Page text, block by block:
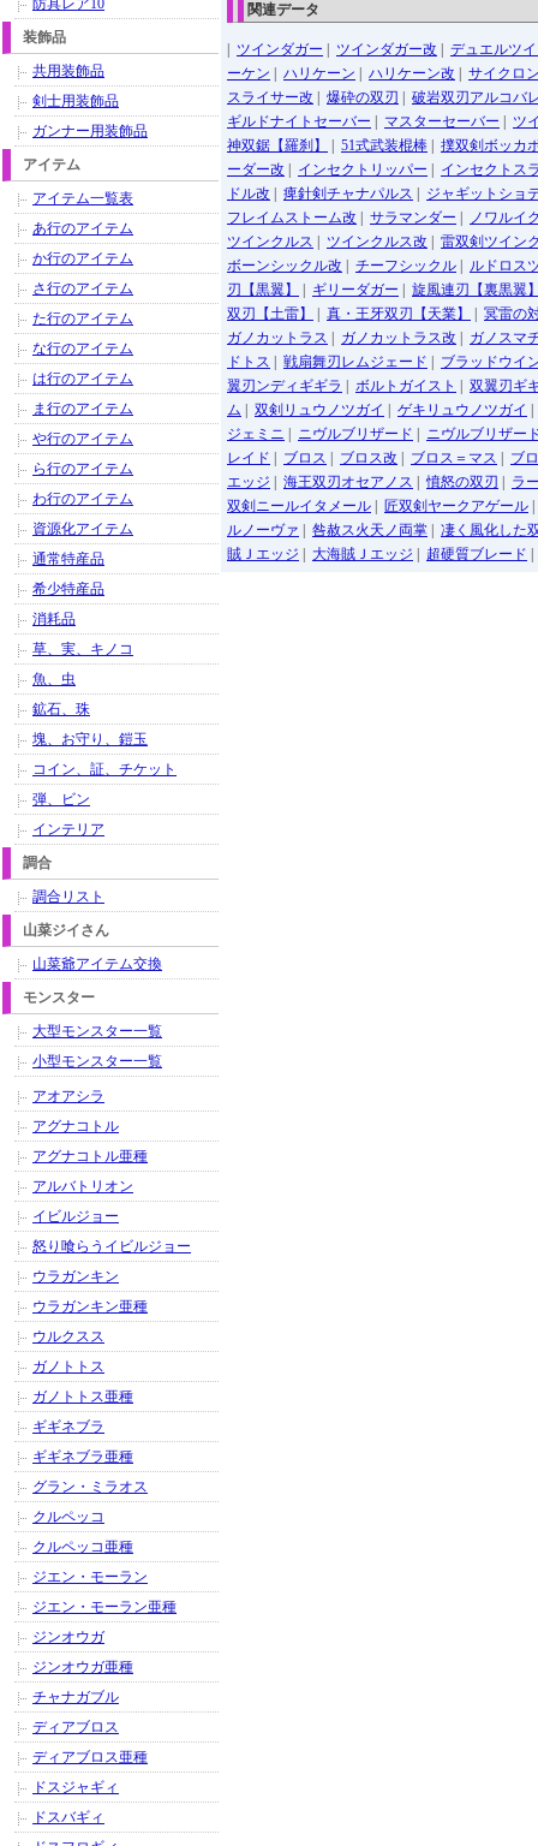
関連データ
ツインダガー ツインダガー改
デュエルツ
ーケン
ハリケーン ハリケーン改
サイクロ
スライサー改
爆砕の双刃
破岩双刃アルコバ
ギルドナイトセーバー
マスターセーバー
ツ
神双鋸【羅刹】
51式武装棍棒
撲双剣ボッカ
ーダー改
インセクトリッパー
インセクトス
ドル改
痺針剣チャナパルス
ジャギットショ
フレイムストーム改
サラマンダー
ノワルイ
ツインクルス
ツインクルス改
雷双剣ツイン
ボーンシックル改
チーフシックル
ルドロス
刃【黒翼】
ギリーダガー
旋風連刃【裏黒翼
双刃【土雷】
真・王牙双刃【天業】
冥雷の
ガノカットラス
ガノカットラス改
ガノスマ
ドトス
戦扇舞刃レムジェード
ブラッドウイ
翼刃ンディギギラ
ボルトガイスト
双翼刃ギ
ム
双剣リュウノツガイ ゲキリュウノツガイ
ジェミニ
ニヴルブリザード
ニヴルブリザー
レイド
ブロス ブロス改 ブロス＝マス
ブ
エッジ
海王双刃オセアノス |憤怒の双刃
ラ
双剣ニールイタメール
匠双剣ヤークアゲール
ルノーヴァ
咎赦ス火天ノ両掌
凄く風化した
賊Ｊエッジ
大海賊Ｊエッジ 超硬質ブレード
防具レア10
装飾品
共用装飾品
剣士用装飾品
ガンナー用装飾品
アイテム
アイテム一覧表
あ行のアイテム
か行のアイテム
さ行のアイテム
た行のアイテム
な行のアイテム
は行のアイテム
ま行のアイテム
や行のアイテム
ら行のアイテム
わ行のアイテム
資源化アイテム
通常特産品
希少特産品
消耗品
草、実、キノコ
魚、虫
鉱石、珠
塊、お守り、鎧玉
コイン、証、チケット
弾、ビン
インテリア
調合
調合リスト
山菜ジイさん
山菜爺アイテム交換
モンスター
大型モンスター一覧
小型モンスター一覧
アオアシラ
アグナコトル
アグナコトル亜種
アルバトリオン
イビルジョー
怒り喰らうイビルジョー
ウラガンキン
ウラガンキン亜種
ウルクスス
ガノトトス
ガノトトス亜種
ギギネブラ
ギギネブラ亜種
グラン・ミラオス
クルペッコ
クルペッコ亜種
ジエン・モーラン
ジエン・モーラン亜種
ジンオウガ
ジンオウガ亜種
チャナガブル
ディアブロス
ディアブロス亜種
ドスジャギィ
ドスバギィ